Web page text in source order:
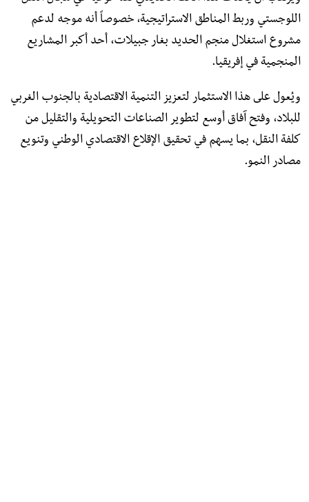
اللوجستي وربط المناطق الاستراتيجية، خصوصاً أنه موجه لدعم
مشروع استغلال منجم الحديد بغار جبيلات، أحد أكبر المشاريع
المنجمية في إفريقيا.
ويُعول على هذا الاستثمار لتعزيز التنمية الاقتصادية بالجنوب الغربي
للبلاد، وفتح آفاق أوسع لتطوير الصناعات التحويلية والتقليل من
كلفة النقل، بما يسهم في تحقيق الإقلاع الاقتصادي الوطني وتنويع
مصادر النمو.